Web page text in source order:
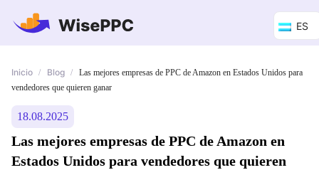
ES
Inicio / Blog /
Las mejores empresas de PPC de Amazon en Estados Unidos para
vendedores que quieren ganar
18.08.2025
Las mejores empresas de PPC de Amazon en
Estados Unidos para vendedores que quieren